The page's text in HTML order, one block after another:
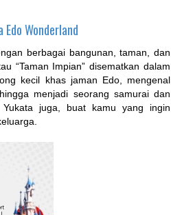
Edo Wonderland
berbagai bangunan, taman, dan
“Taman Impian” disematkan dalam
kecil khas jaman Edo, mengenal
menjadi seorang samurai dan
juga, buat kamu yang ingin